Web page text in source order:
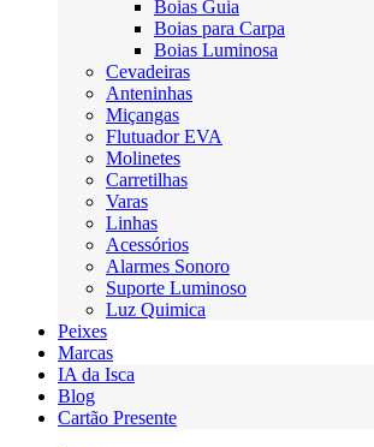
Boias Guia
Boias para Carpa
Boias Luminosa
Cevadeiras
Anteninhas
Miçangas
Flutuador EVA
Molinetes
Carretilhas
Varas
Linhas
Acessórios
Alarmes Sonoro
Suporte Luminoso
Luz Quimica
Peixes
Marcas
IA da Isca
Blog
Cartão Presente